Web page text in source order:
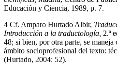
Educación y Ciencia, 1989, p. 7.
4 Cf. Amparo Hurtado Albir,
Introducción a la traductología, 2.ª
48; si bien, por otra parte, se
ámbito socioprofesional del texto:
(Hurtado, 2004: 52).